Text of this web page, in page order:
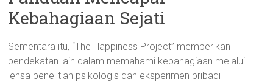
Kebahagiaan Sejati
Sementara itu, “The Happiness Project” memberikan
pendekatan lain dalam memahami kebahagiaan melalui
lensa penelitian psikologis dan eksperimen pribadi